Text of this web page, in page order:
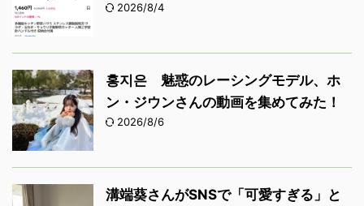
2026/8/4
홍지은 魅惑のレーシングモデル、ホ
ン・ジウンさんの動画を集めてみた！
2026/8/6
溝端葵さんがSNSで「可愛すぎる」と